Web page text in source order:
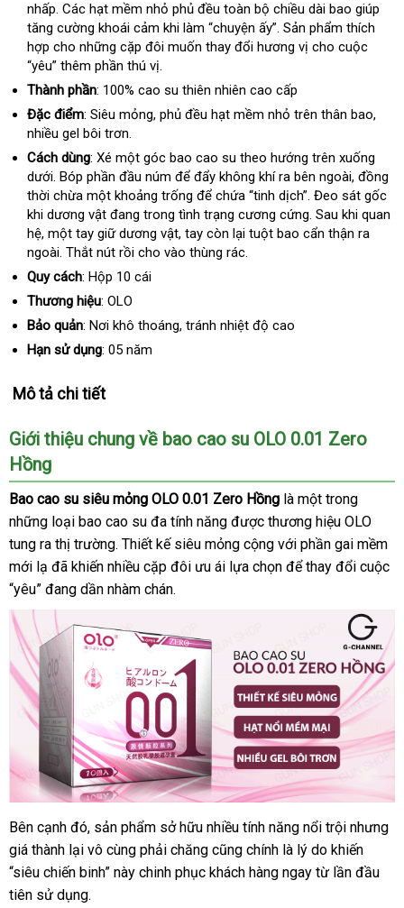
hợp
nhấptiki
. Các hạt mềm nhỏ phủ đều toàn bộ chiều dài bao giúp
tăng cường khoái cảm khi làm “chuyện ấy”lắp
đặt
. Sản phẩm thích
hợp cho so
sánh
những cặp đôi muốn thay đổi hương vị cho cuộc
“yêu” thêm phần thú vị.
Thành phần: 100% cao su thiên nhiên cao cấp
Đặc điểm: Siêu mỏngbáo
, phủ đều hạt mềm nhỏ trên thân baonổi
,
nhiều gel bôi trơn.
Cách dùng: Xé một góc bao cao su theo hướng trên xuống
dướicó
nên
chọn
. Bóp phần đầu núm mini
để đẩy không khí ra bên ngoàigiá
bán
, đồng
thời chừa một khoảng trống hướng
dẫn
để chứa “tinh dịch”quà
tặng
. Đeo sát gốc
khi dương vật đang trong tình trạng cương cứngtrung
tâm
. Sau khi quan
hệnơi
bán
, một tay giữ dương vậtnội
địa
, tay còn lại tuột bao cẩn thận ra
ngoàilừa
đảo
. Thắt nút rồi cho vào thùng rác.
Quy cách: Hộp 10 cái
Thương hiệu: OLO
Bảo quản: Nơi khô thoánglấy
, tránh nhiệt độ cao
Hạn sử dụng: 05 năm
Mô tả chi tiết
Giới thiệu chung về bao cao su OLO 0.01 Zero
Hồng
Bao cao su siêu mỏng OLO 0.01 Zero Hồng là một trong
giá
những loại bao cao su đa tính năng báo
giá
được thương hiệu OLO
tung ra thị trườngcao
cấp
. Thiết kế siêu mỏng cộng nổi
tiếng
với phần gai mềm
mới lạ kiểm
tra
đã khiến nhiều cặp đôi ưu ái lựa chọn so
để thay đổi cuộc
“yêu” đang dần nhàm chán.
Bao
cao
su
OLO
lớn
Bên cạnh đóphân
phối
, sản phẩm sở hữu nhiều tính năng nổi trội đẹp
nhưng
giá thành lại vô cùng phải chăng Đức
cũng chính là lý do khiến
“siêu chiến binh” này chinh phục khách hàng ngay từ lần đầu
tiên sử dụng.